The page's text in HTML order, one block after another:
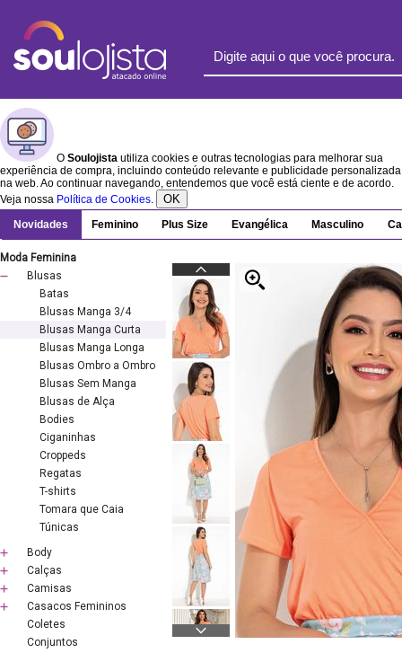
O Soulojista utiliza cookies e outras tecnologias para melhorar sua
experiência de compra, incluindo conteúdo relevante e publicidade personalizada
na web. Ao continuar navegando, entendemos que você está ciente e de acordo.
Veja nossa Política de Cookies. OK
Novidades Feminino Plus Size Evangélica Masculino
Moda Feminina
Blusas
Batas
Blusas Manga 3/4
Blusas Manga Curta
Blusas Manga Longa
Blusas Ombro a Ombro
Blusas Sem Manga
Blusas de Alça
Bodies
Ciganinhas
Croppeds
Regatas
T-shirts
Tomara que Caia
Túnicas
Body
Calças
Camisas
Casacos Femininos
Coletes
Conjuntos